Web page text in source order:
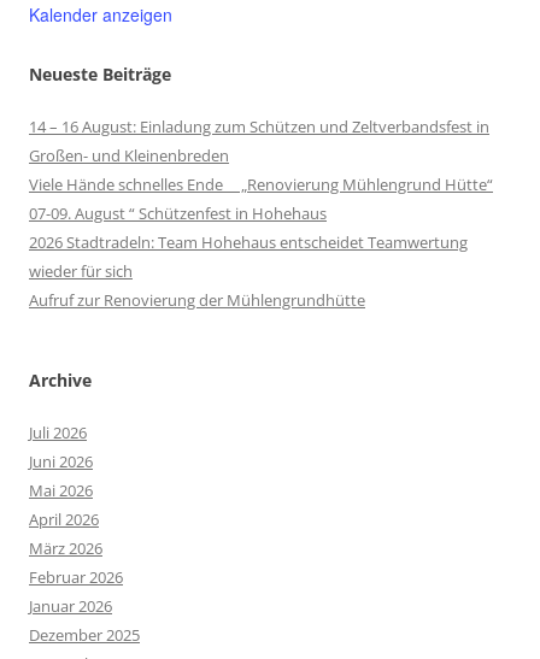
Kalender anzeigen
Neueste Beiträge
14 – 16 August: Einladung zum Schützen und Zeltverbandsfest in
Großen- und Kleinenbreden
Viele Hände schnelles Ende „Renovierung Mühlengrund Hütte“
07-09. August “ Schützenfest in Hohehaus
2026 Stadtradeln: Team Hohehaus entscheidet Teamwertung
wieder für sich
Aufruf zur Renovierung der Mühlengrundhütte
Archive
Juli 2026
Juni 2026
Mai 2026
April 2026
März 2026
Februar 2026
Januar 2026
Dezember 2025